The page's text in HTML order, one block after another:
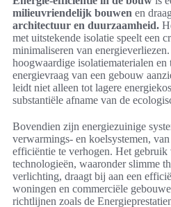
milieuvriendelijk bouwen en
architectuur en duurzaamheid.
met uitstekende isolatie speelt een
minimaliseren van
hoogwaardige isolatiematerialen en
energievraag van een gebouw
leidt niet alleen tot lagere
substantiële afname van de
Bovendien zijn energiezuinige
verwarmings- en koelsystemen,
efficiëntie te verhogen. Het gebruik
technologieën, waaronder slimme
verlichting, draagt bij aan een
woningen en commerciële
richtlijnen zoals de